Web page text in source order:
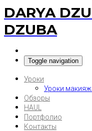
DARYA
DZUBA
Toggle navigation
Уроки
Уроки
Обзоры
HAUL
Портфолио
Контакты